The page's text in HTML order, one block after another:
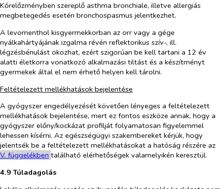
Kórelőzményben szereplő asthma bronchiale, illetve allergiás
megbetegedés esetén bronchospasmus jelentkezhet.
A levomenthol kisgyermekkorban az orr vagy a gége
nyálkahártyájának izgalma révén reflektorikus szív-, ill.
légzésbénulást okozhat, ezért szigorúan be kell tartani a 12 év
alatti életkorra vonatkozó alkalmazási tiltást és a készítményt
gyermekek által el nem érhető helyen kell tárolni.
Feltételezett mellékhatások bejelentése
A gyógyszer engedélyezését követően lényeges a feltételezett
mellékhatások bejelentése, mert ez fontos eszköze annak, hogy a
gyógyszer előny/kockázat profilját folyamatosan figyelemmel
lehessen kísérni. Az egészségügyi szakembereket kérjük, hogy
jelentsék be a feltételezett mellékhatásokat a hatóság részére az
V. függelékben található elérhetőségek valamelyikén keresztül.
4.9 Túladagolás